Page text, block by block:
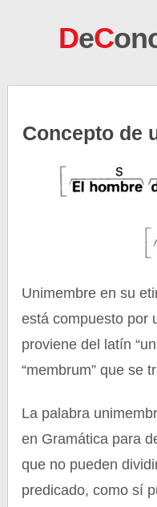
DeC
Concepto de
Unimembre en su
está compuesto por
proviene del latín
“membrum” que se
La palabra
en Gramática para
que no pueden
predicado, como sí